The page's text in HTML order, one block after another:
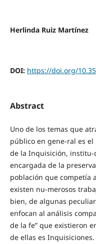
Herlinda Ruiz Martínez
DOI: https://doi.org/
Abstract
Uno de los temas que
público en gene-ral es
de la Inquisición, institu-
encargada de la
población que competía
existen nu-merosos
bien, de algunas
enfocan al análisis
de la fe” que existieron
de ellas es